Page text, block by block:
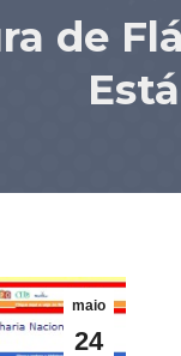
de
maio
24